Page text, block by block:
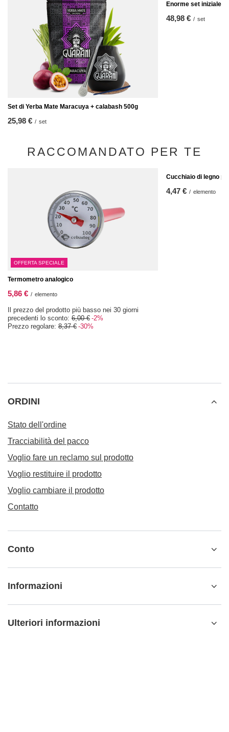
Set di Yerba Mate Maracuya + calabash 500g
25,98 € / set
Enorme set iniziale
48,98 € / set
RACCOMANDATO PER TE
OFFERTA SPECIALE
Termometro analogico
5,86 € / elemento
Il prezzo del prodotto più basso nei 30 giorni
precedenti lo sconto: 6,00 € -2%
Prezzo regolare: 8,37 € -30%
Cucchiaio di legno
4,47 € / elemento
ORDINI
Stato dell'ordine
Tracciabilità del pacco
Voglio fare un reclamo sul prodotto
Voglio restituire il prodotto
Voglio cambiare il prodotto
Contatto
Conto
Informazioni
Ulteriori informazioni